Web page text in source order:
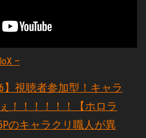
–
】視聴者参加型！キャラ
！！！！！！【ホロラ
のキャラクリ職人が異